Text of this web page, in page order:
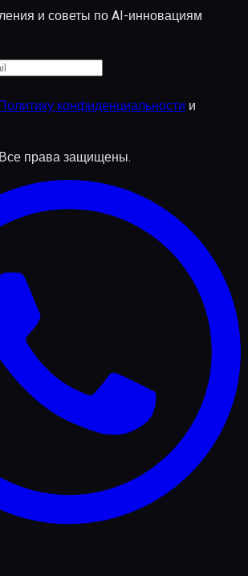
и советы по AI-инновациям
конфиденциальности и
Все права защищены.